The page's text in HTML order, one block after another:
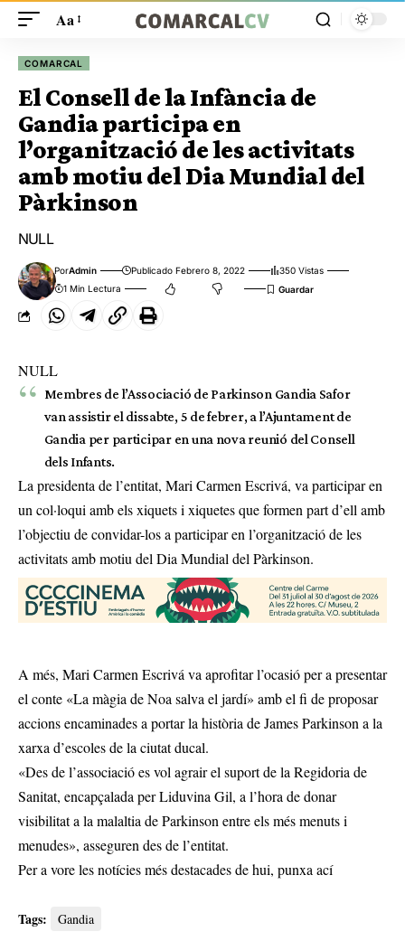
Aa
COMARCAL
El Consell de la Infància de
Gandia participa en
l’organització de les activitats
amb motiu del Dia Mundial del
Pàrkinson
NULL
PorAdmin Publicado Febrero 8, 2022
350 Vistas
1 Min Lectura
NULL
Membres de l’Associació de Parkinson Gandia Safor
van assistir el dissabte, 5 de febrer, a l’Ajuntament de
Gandia per participar en una nova reunió del Consell
dels Infants.
La presidenta de l’entitat, Mari Carmen Escrivá, va participar en
un col·loqui amb els xiquets i xiquetes que formen part d’ell amb
l’objectiu de convidar-los a participar en l’organització de les
activitats amb motiu del Dia Mundial del Pàrkinson.
A més, Mari Carmen Escrivá va aprofitar l’ocasió per a presentar
el conte «La màgia de Noa salva el jardí» amb el fi de proposar
accions encaminades a portar la història de James Parkinson a la
xarxa d’escoles de la ciutat ducal.
«Des de l’associació es vol agrair el suport de la Regidoria de
Sanitat, encapçalada per Liduvina Gil, a l’hora de donar
visibilitat a la malaltia de Parkinson entre els més menuts i
menudes», asseguren des de l’entitat.
Per a vore les notícies més destacades de hui, punxa ací
Tags: Gandia